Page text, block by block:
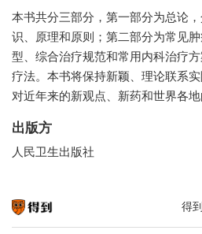
本书共分三部分，第一部分为总论
识、原理和原则；第二部分为常见
型、综合治疗规范和常用内科治疗
疗法。本书将保持新颖、理论联系
对近年来的新观点、新药和世界各地
出版方
人民卫生出版社
得